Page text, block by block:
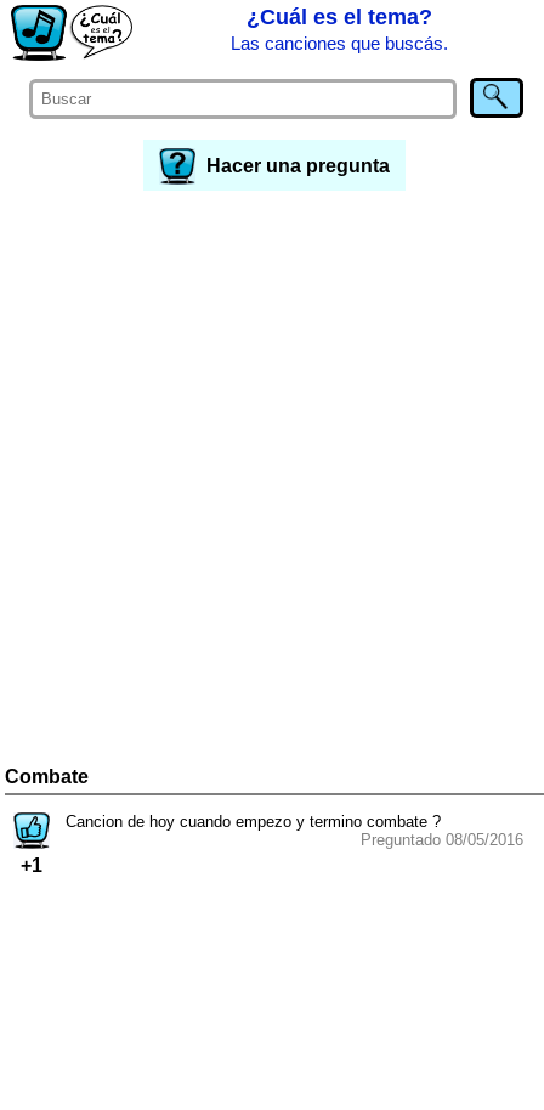
¿Cuál es el tema?
Las canciones que buscás.
Hacer una pregunta
Combate
+1
Cancion de hoy cuando empezo y termino combate ?
Preguntado 08/05/2016